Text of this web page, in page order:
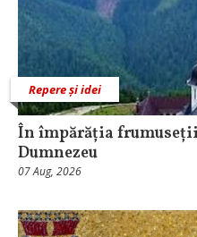
Repere și idei
În împărăția
Dumnezeu
07 Aug, 2026